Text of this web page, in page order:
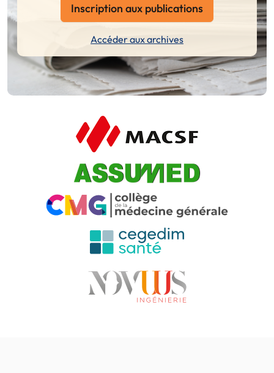
Inscription aux publications
Accéder aux archives